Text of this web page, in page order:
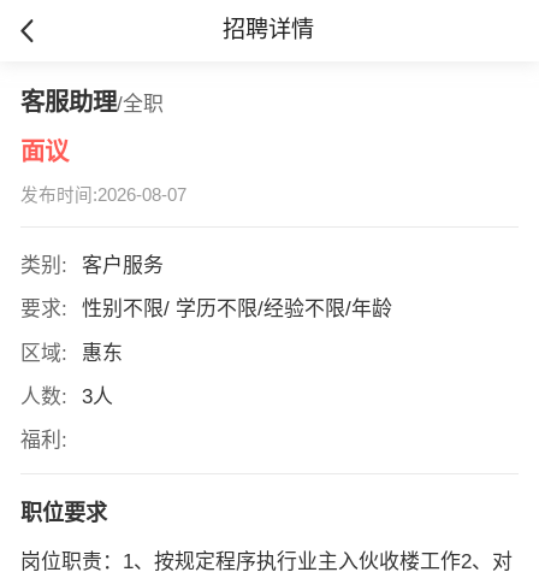
招聘详情
客服助理/全职
面议
发布时间:2026-08-07
类别:
客户服务
要求:
性别不限/ 学历不限/经验不限/年龄
区域:
惠东
人数:
3人
福利:
职位要求
岗位职责：1、按规定程序执行业主入伙收楼工作2、对